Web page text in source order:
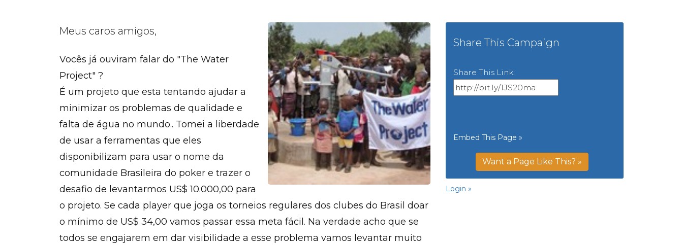
Meus caros amigos,
Vocês já ouviram falar do "The Water
Project" ?
É um projeto que esta tentando ajudar a
minimizar os problemas de qualidade e
falta de água no mundo.. Tomei a liberdade
de usar a ferramentas que eles
disponibilizam para usar o nome da
comunidade Brasileira do poker e trazer o
desafio de levantarmos US$ 10.000,00 para
o projeto. Se cada player que joga os torneios regulares dos clubes do Brasil doar
o mínimo de US$ 34,00 vamos passar essa meta fácil. Na verdade acho que se
todos se engajarem em dar visibilidade a esse problema vamos levantar muito
Share This Campaign
Share This Link:
Embed This Page »
Want a Page Like This? »
Login »